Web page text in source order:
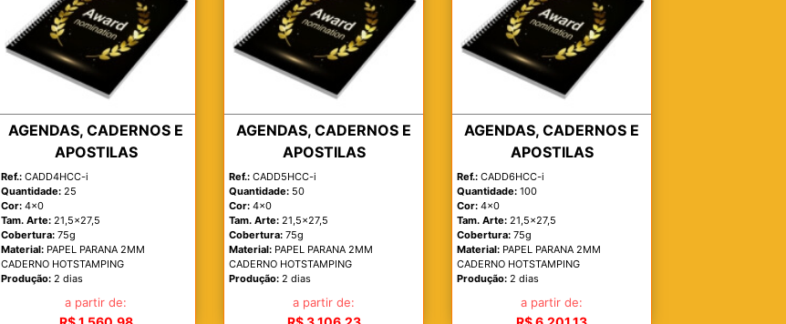
AGENDAS, CADERNOS E
APOSTILAS
Ref.: CADD4HCC-i
Quantidade: 25
Cor: 4x0
Tam. Arte: 21,5x27,5
Cobertura: 75g
Material: PAPEL PARANA 2MM
CADERNO HOTSTAMPING
Produção: 2 dias
a partir de:
AGENDAS, CADERNOS E
APOSTILAS
Ref.: CADD5HCC-i
Quantidade: 50
Cor: 4x0
Tam. Arte: 21,5x27,5
Cobertura: 75g
Material: PAPEL PARANA 2MM
CADERNO HOTSTAMPING
Produção: 2 dias
a partir de:
AGENDAS, CADERNOS E
APOSTILAS
Ref.: CADD6HCC-i
Quantidade: 100
Cor: 4x0
Tam. Arte: 21,5x27,5
Cobertura: 75g
Material: PAPEL PARANA 2MM
CADERNO HOTSTAMPING
Produção: 2 dias
a partir de: